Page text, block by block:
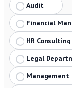
Audit
Financial
HR Consulting
Legal
Management